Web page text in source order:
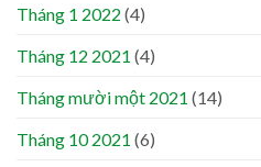
Tháng 1 2022 (4)
Tháng 12 2021 (4)
Tháng mười một 2021 (14)
Tháng 10 2021 (6)